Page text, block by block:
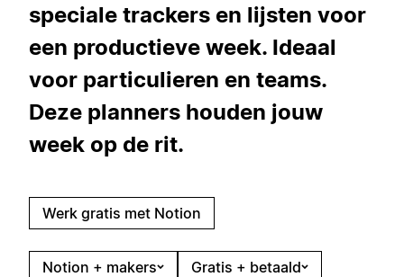
speciale trackers en lijsten voor
een productieve week. Ideaal
voor particulieren en teams.
Deze planners houden jouw
week op de rit.
Werk gratis met Notion
Notion + makers
Gratis + betaald